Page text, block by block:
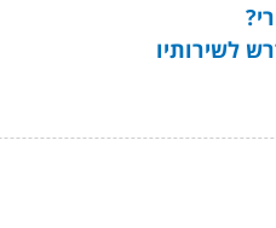
לשירותיו